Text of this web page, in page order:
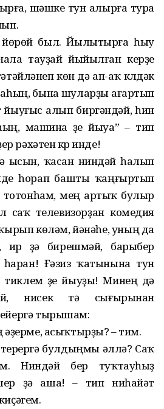
шәшке тун алырға тура
йөрөй был. Йылытырға һыу
тауҙай йыйылған керҙе
көн дә ап-аҡ күлдәк
бына шуларҙы ағартып
йыуғыс алып биргәндәй, һин
машина үҙе йыуа” – тип
рәхәтен күр инде!
ысын, ҡасан ниндәй һалып
һорап башты ҡаңғыртып
тотонһам, мең артыҡ булыр
саҡ телевизорҙан комедия
көләм, йәнәһе, уның да
ир ҙә бирешмәй, барыбер
Ғәзиз ҡатынына тун
тиклем үҙе йыуҙы! Минең дә
нисек тә сығырынан
тырышам:
асыҡтырҙы? – тим.
булдыңмы әллә? Саҡ
Ниндәй бер туҡтауһыҙ
ҙә аша! – тип ниһайәт